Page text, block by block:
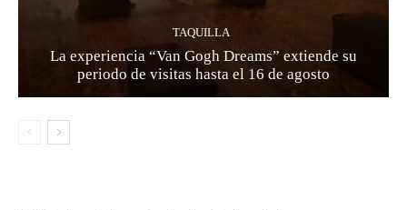
TAQUILLA
La experiencia “Van Gogh Dreams” extiende su
periodo de visitas hasta el 16 de agosto